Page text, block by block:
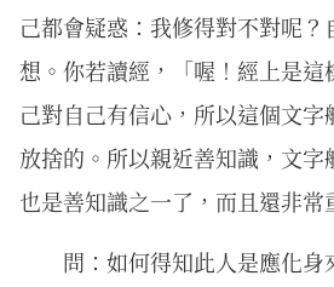
己都會疑惑：我修得對不對呢
想。你若讀經，「喔！經上是這
己對自己有信心，所以這個文字
放捨的。所以親近善知識，文字
也是善知識之一了，而且還非常
問：如何得知此人是應化身